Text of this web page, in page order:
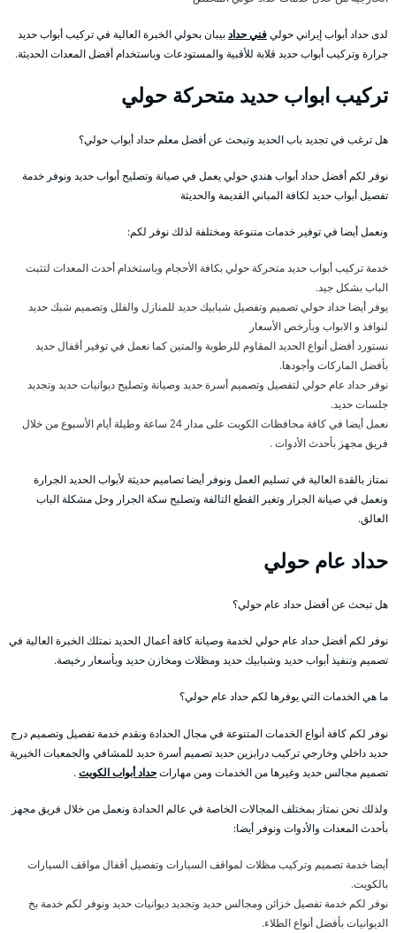
لدى حداد أبواب إيراني حوليفني حدادبيبان بحولي الخبرة العالية في تركيب أبواب حديد
جرارة وتركيب أبواب حديد قلابة للأقبية والمستودعات وباستخدام أفضل المعدات الحديثة.
تركيب ابواب حديد متحركة حولي
هل ترغب في تجديد باب الحديد وتبحث عن أفضل معلم حداد أبواب حولي؟
نوفر لكم أفضل حداد أبواب هندي حولي يعمل في صيانة وتصليح أبواب حديد ونوفر خدمة
تفصيل أبواب حديد لكافة المباني القديمة والحديثة
ونعمل أيضا في توفير خدمات متنوعة ومختلفة لذلك نوفر لكم:
خدمة تركيب أبواب حديد متحركة حولي بكافة الأحجام وباستخدام أحدث المعدات لتثبت
الباب بشكل جيد.
يوفر أيضا حداد حولي تصميم وتفصيل شبابيك حديد للمنازل والفلل وتصميم شبك حديد
لنوافذ و الابواب وبأرخص الأسعار
نستورد أفضل أنواع الحديد المقاوم للرطوبة والمتين كما نعمل في توفير أقفال حديد
بأفضل الماركات وأجودها.
نوفر حداد عام حولي لتفصيل وتصميم أسرة حديد وصيانة وتصليح ديوانيات حديد وتجديد
جلسات حديد.
نعمل أيضا في كافة محافظات الكويت على مدار 24 ساعة وطيلة أيام الأسبوع من خلال
فريق مجهز بأحدث الأدوات .
نمتاز بالقدة العالية في تسليم العمل ونوفر أيضا تصاميم حديثة لأبواب الحديد الجرارة
ونعمل في صيانة الجرار وتغير القطع التالفة وتصليح سكة الجرار وحل مشكلة الباب
العالق.
حداد عام حولي
هل تبحث عن أفضل حداد عام حولي؟
نوفر لكم أفضل حداد عام حولي لخدمة وصيانة كافة أعمال الحديد نمتلك الخبرة العالية في
تصميم وتنفيذ أبواب حديد وشبابيك حديد ومظلات ومخازن حديد وبأسعار رخيصة.
ما هي الخدمات التي يوفرها لكم حداد عام حولي؟
نوفر لكم كافة أنواع الخدمات المتنوعة في مجال الحدادة ونقدم خدمة تفصيل وتصميم درج
حديد داخلي وخارجي تركيب درابزين حديد تصميم أسرة حديد للمشافي والجمعيات الخيرية
تصميم مجالس حديد وغيرها من الخدمات ومن مهاراتحداد أبواب الكويت.
ولذلك نحن نمتاز بمختلف المجالات الخاصة في عالم الحدادة ونعمل من خلال فريق مجهز
بأحدث المعدات والأدوات ونوفر أيضا:
أيضا خدمة تصميم وتركيب مظلات لمواقف السيارات وتفصيل أقفال مواقف السيارات
بالكويت.
نوفر لكم خدمة تفصيل خزائن ومجالس حديد وتجديد ديوانيات حديد ونوفر لكم خدمة بخ
الديوانيات بأفضل أنواع الطلاء.